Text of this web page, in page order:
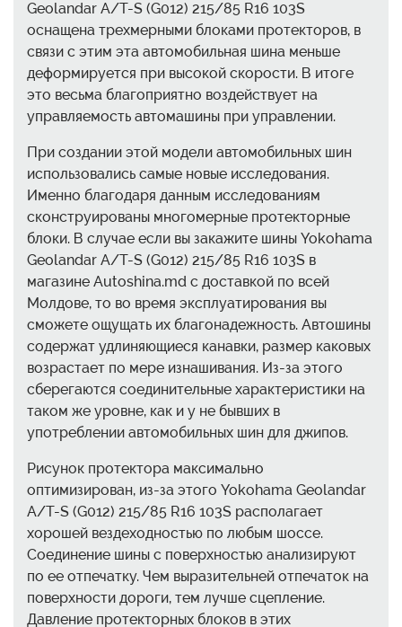
Geolandar A/T-S (G012) 215/85 R16 103S
оснащена трехмерными блоками протекторов, в
связи с этим эта автомобильная шина меньше
деформируется при высокой скорости. В итоге
это весьма благоприятно воздействует на
управляемость автомашины при управлении.
При создании этой модели автомобильных шин
использовались самые новые исследования.
Именно благодаря данным исследованиям
сконструированы многомерные протекторные
блоки. В случае если вы закажите шины Yokohama
Geolandar A/T-S (G012) 215/85 R16 103S в
магазине Autoshina.md с доставкой по всей
Молдове, то во время эксплуатирования вы
сможете ощущать их благонадежность. Автошины
содержат удлиняющиеся канавки, размер каковых
возрастает по мере изнашивания. Из-за этого
сберегаются соединительные характеристики на
таком же уровне, как и у не бывших в
употреблении автомобильных шин для джипов.
Рисунок протектора максимально
оптимизирован, из-за этого Yokohama Geolandar
A/T-S (G012) 215/85 R16 103S располагает
хорошей вездеходностью по любым шоссе.
Соединение шины с поверхностью анализируют
по ее отпечатку. Чем выразительней отпечаток на
поверхности дороги, тем лучше сцепление.
Давление протекторных блоков в этих